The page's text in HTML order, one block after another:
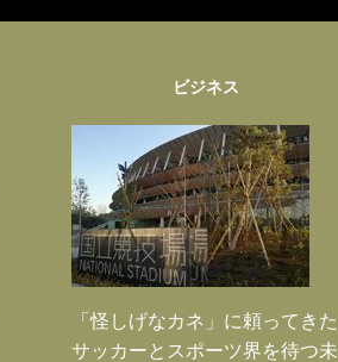
ビジネス
「怪しげなカネ」に頼ってきた
サッカーとスポーツ界を待つ未